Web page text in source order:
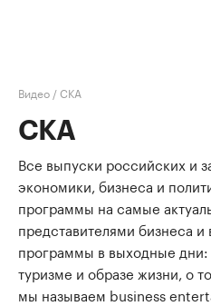
Видео /СКА
СКА
Все выпуски российских и
экономики, бизнеса и
программы на самые
представителями бизнеса и
программы в выходные дни:
туризме и образе жизни, о
мы называем business